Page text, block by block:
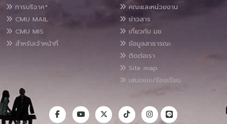
การบริจาค*
CMU MAIL
CMU MIS
สำหรับเจ้าหน้าที่
คณะและหน่วยงาน
ข่าวสาร
เกี่ยวกับ มช.
ข้อมูลสาธารณะ
ติดต่อเรา
Site map
เสนอแนะ/ร้องเรียน